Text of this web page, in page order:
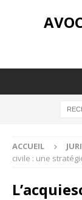
ACCUEIL
civile : une